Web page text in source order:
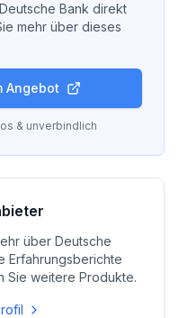
Deutsche Bank direkt
mehr über dieses
Angebot
& unverbindlich
über Deutsche
Erfahrungsberichte
Sie weitere Produkte.